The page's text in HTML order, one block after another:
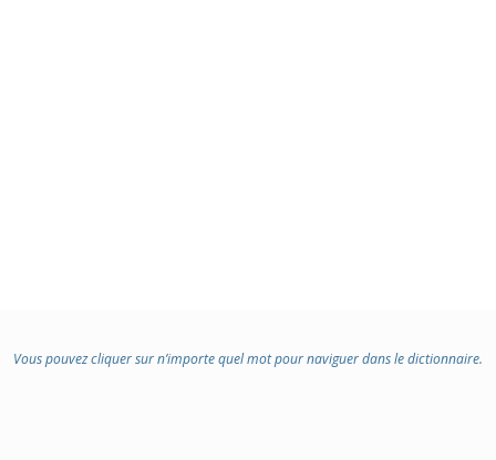
Vous pouvez cliquer sur n’importe quel mot pour naviguer dans le dictionnaire.